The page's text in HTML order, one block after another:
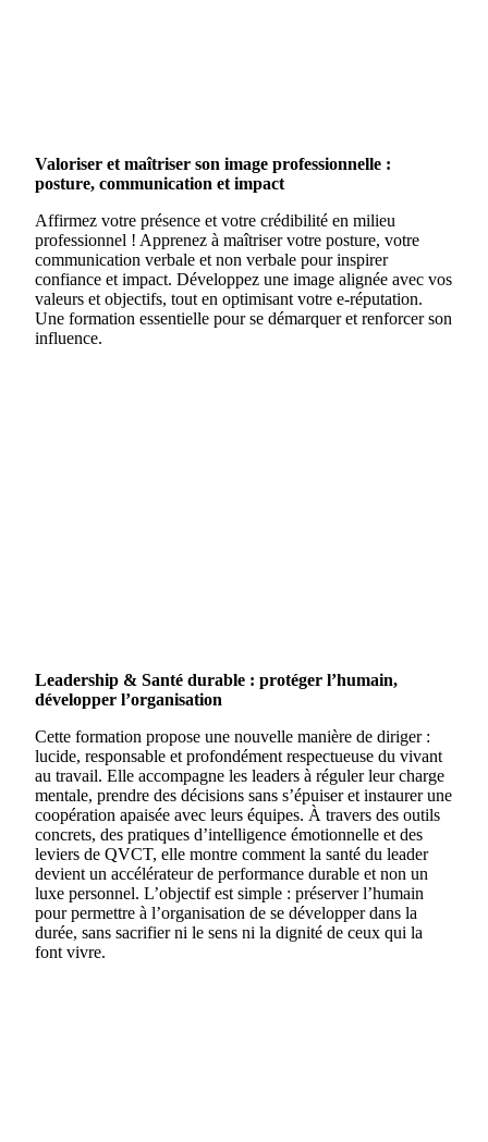
Valoriser et maîtriser son image professionnelle :
posture, communication et impact
Affirmez votre présence et votre crédibilité en milieu
professionnel ! Apprenez à maîtriser votre posture, votre
communication verbale et non verbale pour inspirer
confiance et impact. Développez une image alignée avec vos
valeurs et objectifs, tout en optimisant votre e-réputation.
Une formation essentielle pour se démarquer et renforcer son
influence.
Leadership & Santé durable : protéger l’humain,
développer l’organisation
Cette formation propose une nouvelle manière de diriger :
lucide, responsable et profondément respectueuse du vivant
au travail. Elle accompagne les leaders à réguler leur charge
mentale, prendre des décisions sans s’épuiser et instaurer une
coopération apaisée avec leurs équipes. À travers des outils
concrets, des pratiques d’intelligence émotionnelle et des
leviers de QVCT, elle montre comment la santé du leader
devient un accélérateur de performance durable et non un
luxe personnel. L’objectif est simple : préserver l’humain
pour permettre à l’organisation de se développer dans la
durée, sans sacrifier ni le sens ni la dignité de ceux qui la
font vivre.